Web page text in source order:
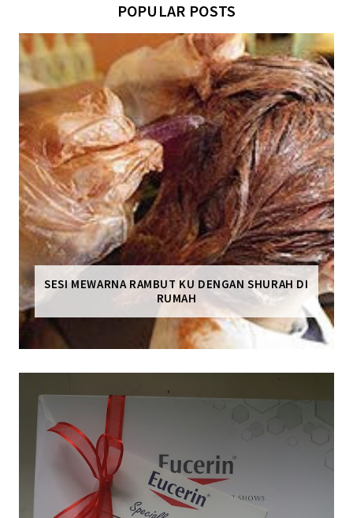
POPULAR POSTS
SESI MEWARNA RAMBUT KU DENGAN SHURAH DI
RUMAH